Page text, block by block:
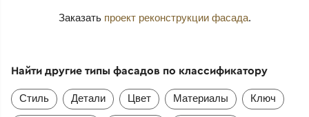
Заказать проект реконструкции фасада.
Найти другие типы фасадов по классификатору
Стиль Детали Цвет Материалы Ключ